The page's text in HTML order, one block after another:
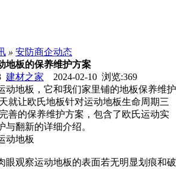
» 安防商企动态
地板的保养维护方案
建材之家 2024-02-10 浏览:369
动地板，它和我们家里铺的地板保养维护
就让欧氏地板针对运动地板生命周期三
善的保养维护方案，包含了欧氏运动实
与翻新的详细介绍。
动地板
眼观察运动地板的表面若无明显划痕和破